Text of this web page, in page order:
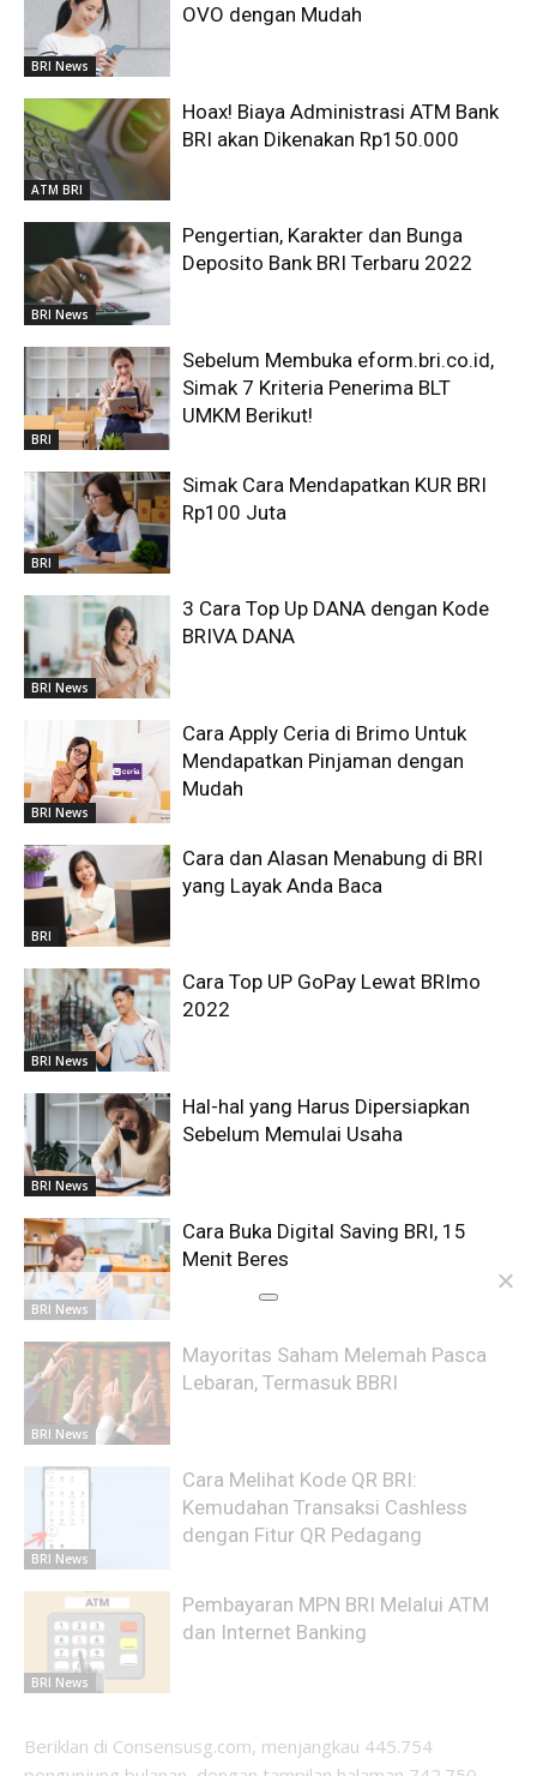
BRI News
OVO dengan Mudah
ATM BRI
Hoax! Biaya Administrasi ATM Bank
BRI akan Dikenakan Rp150.000
BRI News
Pengertian, Karakter dan Bunga
Deposito Bank BRI Terbaru 2022
BRI
Sebelum Membuka eform.bri.co.id,
Simak 7 Kriteria Penerima BLT
UMKM Berikut!
BRI
Simak Cara Mendapatkan KUR BRI
Rp100 Juta
BRI News
3 Cara Top Up DANA dengan Kode
BRIVA DANA
BRI News
Cara Apply Ceria di Brimo Untuk
Mendapatkan Pinjaman dengan
Mudah
BRI
Cara dan Alasan Menabung di BRI
yang Layak Anda Baca
BRI News
Cara Top UP GoPay Lewat BRImo
2022
BRI News
Hal-hal yang Harus Dipersiapkan
Sebelum Memulai Usaha
BRI News
Cara Buka Digital Saving BRI, 15
Menit Beres
BRI News
Mayoritas Saham Melemah Pasca
Lebaran, Termasuk BBRI
BRI News
Cara Melihat Kode QR BRI:
Kemudahan Transaksi Cashless
dengan Fitur QR Pedagang
BRI News
Pembayaran MPN BRI Melalui ATM
dan Internet Banking
Beriklan di Consensusg.com, menjangkau 445.754